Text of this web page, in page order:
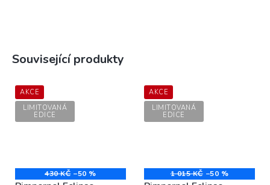
Související produkty
AKCE
LIMITOVANÁ
EDICE
430 KČ –50 %
AKCE
LIMITOVANÁ
EDICE
1 015 KČ –50 %